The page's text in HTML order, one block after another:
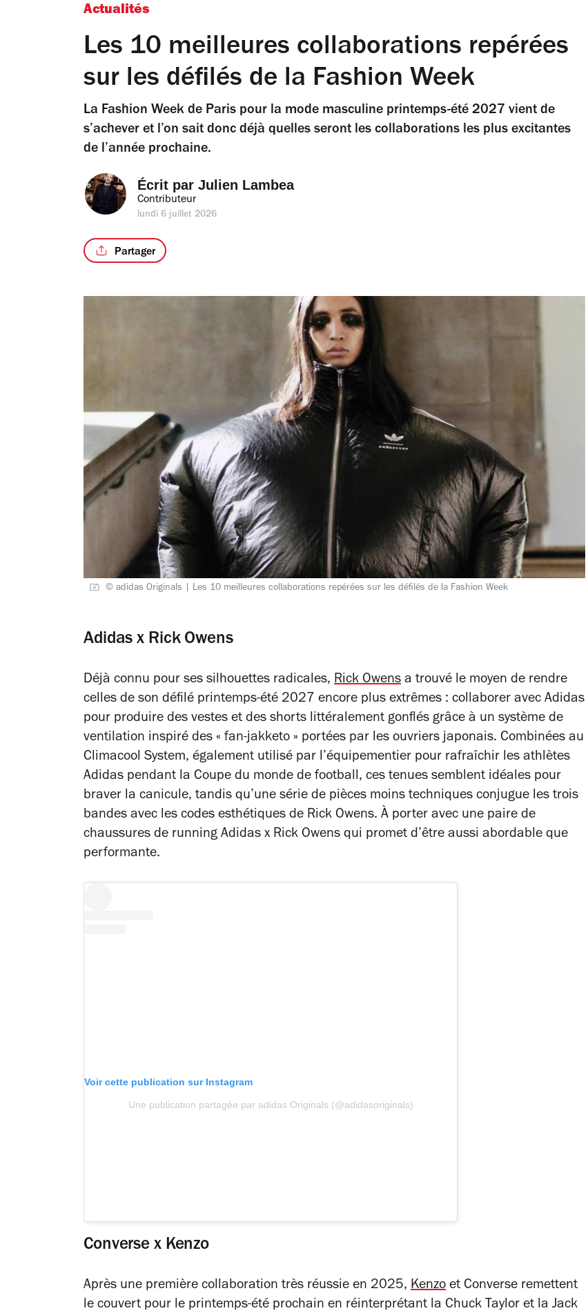
Actualités
Les 10 meilleures collaborations repérées
sur les défilés de la Fashion Week
La Fashion Week de Paris pour la mode masculine printemps-été 2027 vient de
s’achever et l’on sait donc déjà quelles seront les collaborations les plus excitantes
de l’année prochaine.
Écrit par Julien Lambea
Contributeur
lundi 6 juillet 2026
Partager
© adidas Originals | Les 10 meilleures collaborations repérées sur les défilés de la Fashion Week
Adidas x Rick Owens
Déjà connu pour ses silhouettes radicales, Rick Owens a trouvé le moyen de rendre
celles de son défilé printemps-été 2027 encore plus extrêmes : collaborer avec Adidas
pour produire des vestes et des shorts littéralement gonflés grâce à un système de
ventilation inspiré des « fan-jakketo » portées par les ouvriers japonais. Combinées au
Climacool System, également utilisé par l’équipementier pour rafraîchir les athlètes
Adidas pendant la Coupe du monde de football, ces tenues semblent idéales pour
braver la canicule, tandis qu’une série de pièces moins techniques conjugue les trois
bandes avec les codes esthétiques de Rick Owens. À porter avec une paire de
chaussures de running Adidas x Rick Owens qui promet d’être aussi abordable que
performante.
Voir cette publication sur Instagram
Une publication partagée par adidas Originals (@adidasoriginals)
Converse x Kenzo
Après une première collaboration très réussie en 2025, Kenzo et Converse remettent
le couvert pour le printemps-été prochain en réinterprétant la Chuck Taylor et la Jack